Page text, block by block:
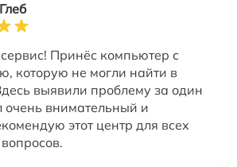
Принёс компьютер с
которую не могли найти в
выявили проблему за один
очень внимательный и
этот центр для всех